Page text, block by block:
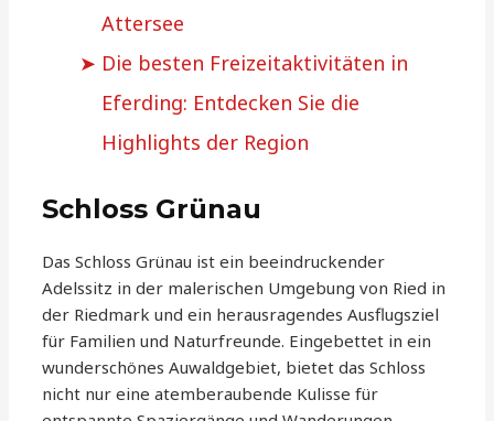
Attersee
Die besten Freizeitaktivitäten in
Eferding: Entdecken Sie die
Highlights der Region
Schloss Grünau
Das Schloss Grünau ist ein beeindruckender
Adelssitz in der malerischen Umgebung von Ried in
der Riedmark und ein herausragendes Ausflugsziel
für Familien und Naturfreunde. Eingebettet in ein
wunderschönes Auwaldgebiet, bietet das Schloss
nicht nur eine atemberaubende Kulisse für